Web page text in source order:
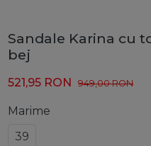
Sandale Karina cu
bej
521,95 RON 949,00RON
Marime
39